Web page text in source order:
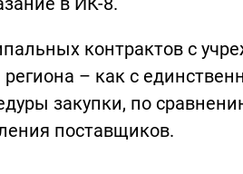
контрактов с
– как с
закупки, по
поставщиков.